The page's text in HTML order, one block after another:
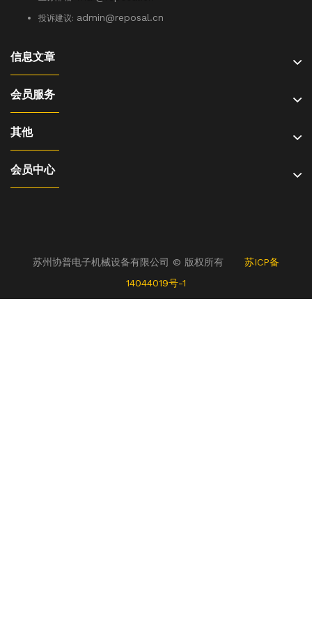
投诉建议: admin@reposal.cn
信息文章
会员服务
其他
会员中心
苏州协普电子机械设备有限公司 © 版权所有 苏ICP备
14044019号-1